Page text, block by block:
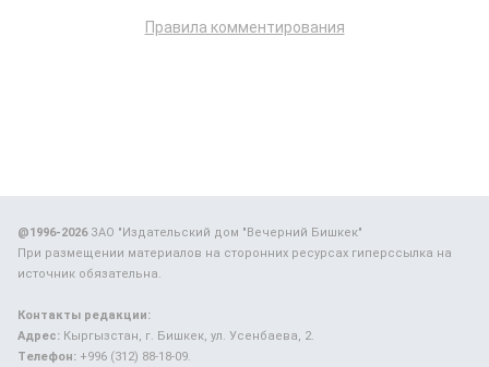
Правила комментирования
@1996-2026ЗАО "Издательский дом "Вечерний Бишкек"
При размещении материалов на сторонних ресурсах гиперссылка на
источник обязательна.
Контакты редакции:
Адрес: Кыргызстан, г. Бишкек, ул. Усенбаева, 2.
Телефон: +996 (312) 88-18-09.